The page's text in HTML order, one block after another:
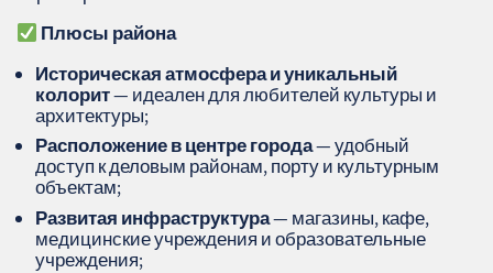
Плюсы района
Историческая атмосфера и уникальный
колорит— идеален для любителей культуры и
архитектуры;
Расположение в центре города— удобный
доступ к деловым районам, порту и культурным
объектам;
Развитая инфраструктура— магазины, кафе,
медицинские учреждения и образовательные
учреждения;